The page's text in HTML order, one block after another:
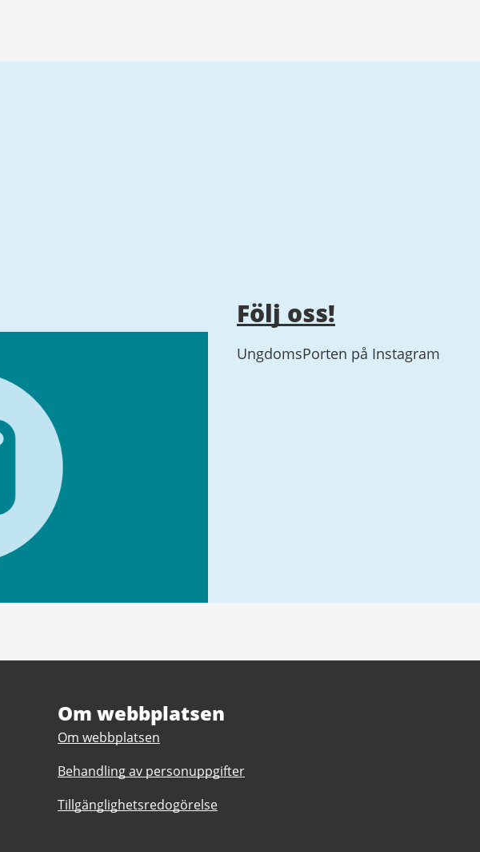
Följ oss!
UngdomsPorten på Instagram
Om webbplatsen
Om webbplatsen
Behandling av personuppgifter
Tillgänglighetsredogörelse